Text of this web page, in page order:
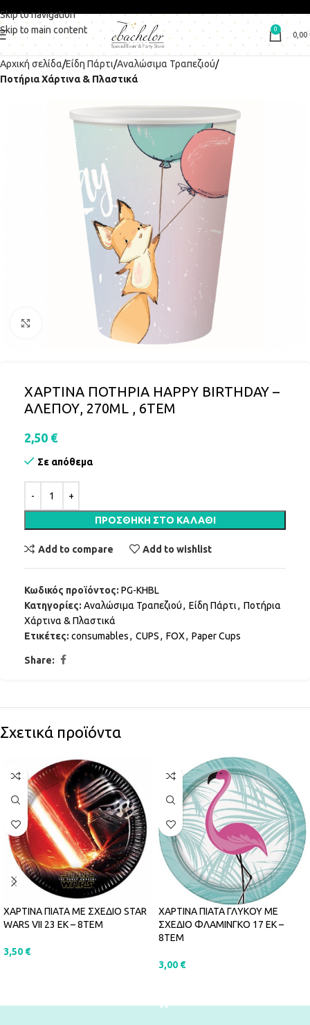
Skip to navigation
Skip to main content
0
0,00
Αρχική σελίδα Είδη Πάρτι Αναλώσιμα Τραπεζιού
Ποτήρια Χάρτινα & Πλαστικά
ΧΑΡΤΙΝΑ ΠΟΤΗΡΙΑ HAPPY BIRTHDAY –
ΑΛΕΠΟΥ, 270ML , 6ΤΕΜ
2,50 €
Σε απόθεμα
ΠΡΟΣΘΉΚΗ ΣΤΟ ΚΑΛΆΘΙ
Add to compare Add to wishlist
Κωδικός προϊόντος: PG-KHBL
Κατηγορίες: Αναλώσιμα Τραπεζιού, Είδη Πάρτι, Ποτήρια
Χάρτινα & Πλαστικά
Ετικέτες: consumables, CUPS, FOX, Paper Cups
Share:
Σχετικά προϊόντα
ΧΑΡΤΙΝΑ ΠΙΑΤΑ ΜΕ ΣΧΕΔΙΟ STAR
WARS VII 23 ΕΚ – 8ΤΕΜ
3,50 €
ΧΑΡΤΙΝΑ ΠΙΑΤΑ ΓΛΥΚΟΥ ΜΕ
ΣΧΕΔΙΟ ΦΛΑΜΙΝΓΚΟ 17 EK –
8ΤΕΜ
3,00 €